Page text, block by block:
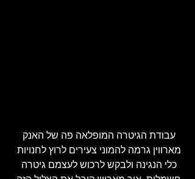
עבודת הגיטרה המופלאה פה של האנק
מארווין גרמה להמוני צעירים לרוץ לחנויות
כלי הנגינה ולבקש לרכוש לעצמם גיטרה